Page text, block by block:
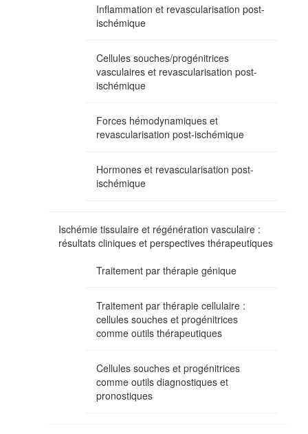
Inflammation et revascularisation post-
ischémique
Cellules souches/progénitrices
vasculaires et revascularisation post-
ischémique
Forces hémodynamiques et
revascularisation post-ischémique
Hormones et revascularisation post-
ischémique
Ischémie tissulaire et régénération vasculaire :
résultats cliniques et perspectives thérapeutiques
Traitement par thérapie génique
Traitement par thérapie cellulaire :
cellules souches et progénitrices
comme outils thérapeutiques
Cellules souches et progénitrices
comme outils diagnostiques et
pronostiques